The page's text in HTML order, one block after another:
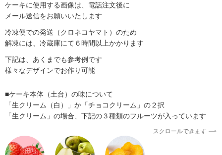
ケーキに使用する画像は、電話注文後に
メール送信をお願いいたします
冷凍便での発送（クロネコヤマト）のため
解凍には、冷蔵庫にて６時間以上かかります
下記は、あくまでも参考例です
様々なデザインでお作り可能
■ケーキ本体（土台）の味について
「生クリーム（白）」か「チョコクリーム」の２択
「生クリーム」の場合、下記の３種類のフルーツが入っています
スクロールできます